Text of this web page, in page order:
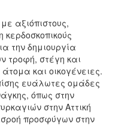
αξιόπιστους,
την δημιουργία
τροφή, στέγη και
και οικογένειες.
ευάλωτες ομάδες
όπως στην
στην Αττική
προσφύγων στην